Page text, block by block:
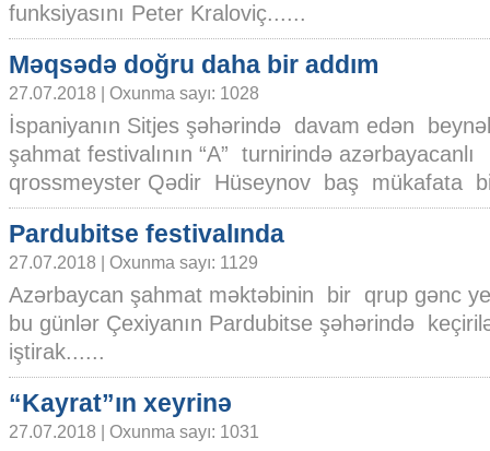
funksiyasını Peter Kraloviç......
Məqsədə doğru daha bir addım
27.07.2018 | Oxunma sayı: 1028
İspaniyanın Sitjes şəhərində davam edən
şahmat festivalının “A” turnirində azərbayacanlı
qrossmeyster Qədir Hüseynov baş mükafata
Pardubitse festivalında
27.07.2018 | Oxunma sayı: 1129
Azərbaycan şahmat məktəbinin bir qrup gənc
bu günlər Çexiyanın Pardubitse şəhərində
iştirak......
“Kayrat”ın xeyrinə
27.07.2018 | Oxunma sayı: 1031